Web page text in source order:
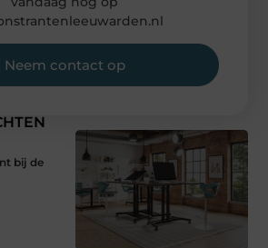
bij de
Neem contact op